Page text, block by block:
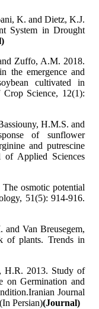
K. and Dietz, K.J.
System in Drought
Zuffo, A.M. 2018.
the emergence and
cultivated in
Science, 12(1):
H.M.S. and
of sunflower
and putrescine
of Applied Sciences
osmotic potential
51(5): 914-916.
Van Breusegem,
of plants. Trends in
H.R. 2013. Study of
on Germination and
Journal
Persian)(Journal)